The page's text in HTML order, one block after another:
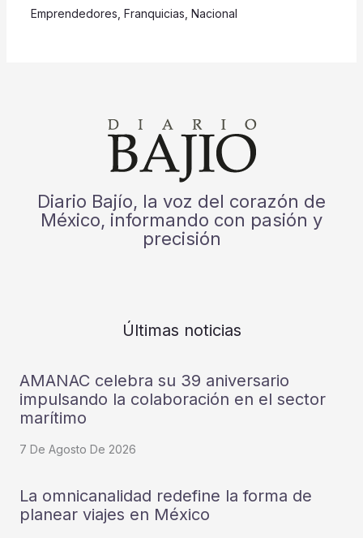
Emprendedores Franquicias Nacional
Diario Bajío, la voz del corazón de
México, informando con pasión y
precisión
Últimas noticias
AMANAC celebra su 39 aniversario
impulsando la colaboración en el sector
marítimo
7 De Agosto De 2026
La omnicanalidad redefine la forma de
planear viajes en México